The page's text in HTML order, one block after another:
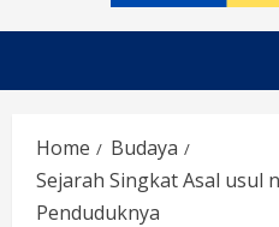
Home
Budaya
Sejarah Singkat Asal usul
Penduduknya